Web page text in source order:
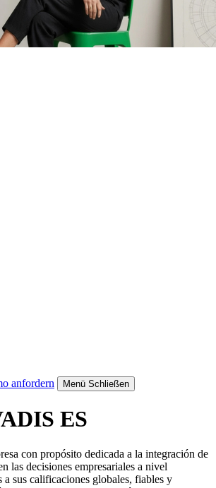
anfordern Menü Schließen
ES
con propósito dedicada a la integración de
las decisiones empresariales a nivel
a sus calificaciones globales, fiables y